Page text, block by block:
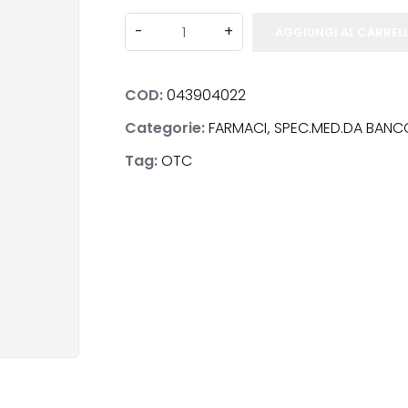
COD:043904022
Categorie:FARMACI,SPEC.MED.DA
Tag:OTC